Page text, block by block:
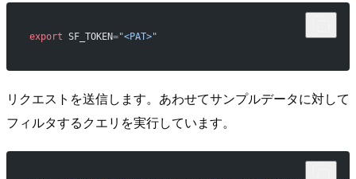
export SF_TOKEN="<PAT>"
リクエストを送信します。あわせてサンプルデータに対して
フィルタするクエリを実行しています。